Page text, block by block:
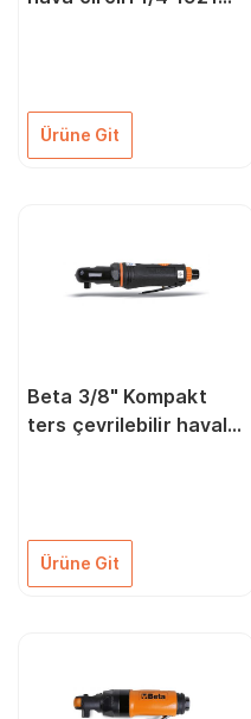
Ürüne Git
Beta 3/8" Kompakt
ters çevrilebilir havalı
Ürüne Git